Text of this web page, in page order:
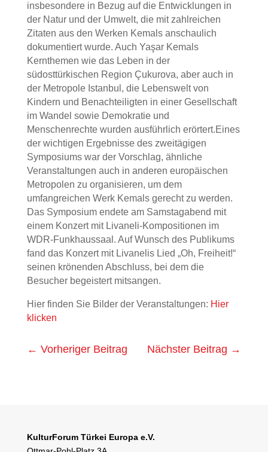
insbesondere in Bezug auf die Entwicklungen in
der Natur und der Umwelt, die mit zahlreichen
Zitaten aus den Werken Kemals anschaulich
dokumentiert wurde. Auch Yaşar Kemals
Kernthemen wie das Leben in der
südosttürkischen Region Çukurova, aber auch in
der Metropole Istanbul, die Lebenswelt von
Kindern und Benachteiligten in einer Gesellschaft
im Wandel sowie Demokratie und
Menschenrechte wurden ausführlich erörtert.Eines
der wichtigen Ergebnisse des zweitägigen
Symposiums war der Vorschlag, ähnliche
Veranstaltungen auch in anderen europäischen
Metropolen zu organisieren, um dem
umfangreichen Werk Kemals gerecht zu werden.
Das Symposium endete am Samstagabend mit
einem Konzert mit Livaneli-Kompositionen im
WDR-Funkhaussaal. Auf Wunsch des Publikums
fand das Konzert mit Livanelis Lied „Oh, Freiheit!“
seinen krönenden Abschluss, bei dem die
Besucher begeistert mitsangen.
Hier finden Sie Bilder der Veranstaltungen: Hier
klicken
← Vorheriger Beitrag Nächster Beitrag →
KulturForum Türkei Europa e.V.